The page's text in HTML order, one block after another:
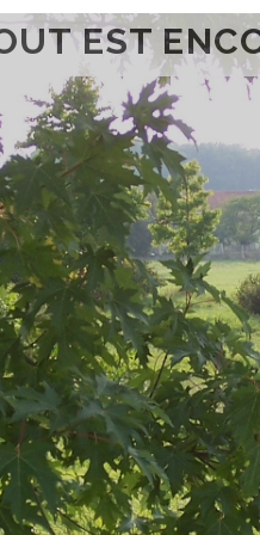
EST